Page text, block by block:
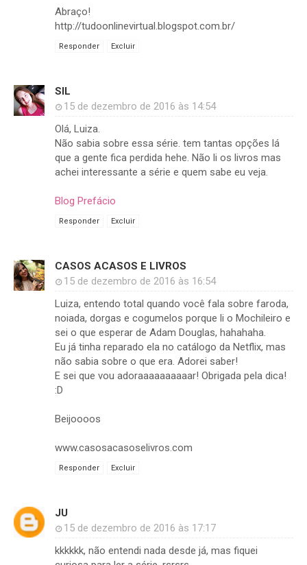
Abraço!
http://tudoonlinevirtual.blogspot.com.br/
Responder Excluir
SIL
15 de dezembro de 2016 às 14:54
Olá, Luiza.
Não sabia sobre essa série. tem tantas opções lá
que a gente fica perdida hehe. Não li os livros mas
achei interessante a série e quem sabe eu veja.
Blog Prefácio
Responder Excluir
CASOS ACASOS E LIVROS
15 de dezembro de 2016 às 16:54
Luiza, entendo total quando você fala sobre faroda,
noiada, dorgas e cogumelos porque li o Mochileiro e
sei o que esperar de Adam Douglas, hahahaha.
Eu já tinha reparado ela no catálogo da Netflix, mas
não sabia sobre o que era. Adorei saber!
E sei que vou adoraaaaaaaaaar! Obrigada pela dica!
:D
Beijoooos
www.casosacasoselivros.com
Responder Excluir
JU
15 de dezembro de 2016 às 17:17
kkkkkk, não entendi nada desde já, mas fiquei